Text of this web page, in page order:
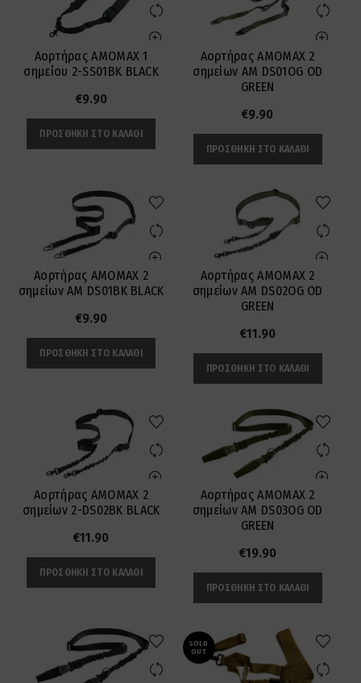
Αορτήρας AMOMAX 1
σημείου 2-SS01BK BLACK
€9.90
ΠΡΟΣΘΉΚΗ ΣΤΟ ΚΑΛΆΘΙ
Αορτήρας AMOMAX 2
σημείων AM DS01OG OD
GREEN
€9.90
ΠΡΟΣΘΉΚΗ ΣΤΟ ΚΑΛΆΘΙ
Αορτήρας AMOMAX 2
σημείων AM DS01BK BLACK
€9.90
ΠΡΟΣΘΉΚΗ ΣΤΟ ΚΑΛΆΘΙ
Αορτήρας AMOMAX 2
σημείων AM DS02OG OD
GREEN
€11.90
ΠΡΟΣΘΉΚΗ ΣΤΟ ΚΑΛΆΘΙ
Αορτήρας AMOMAX 2
σημείων 2-DS02BK BLACK
€11.90
ΠΡΟΣΘΉΚΗ ΣΤΟ ΚΑΛΆΘΙ
Αορτήρας AMOMAX 2
σημείων AM DS03OG OD
GREEN
€19.90
ΠΡΟΣΘΉΚΗ ΣΤΟ ΚΑΛΆΘΙ
SOLD
OUT